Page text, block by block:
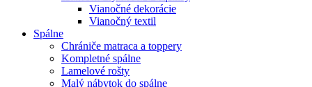
Vianočné dekorácie
Vianočný textil
Spálne
Chrániče matraca a toppery
Kompletné spálne
Lamelové rošty
Malý nábytok do spálne